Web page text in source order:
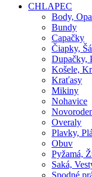
CHLAPEC
Body,
Bundy
Capačky
Čiapky,
Dupačky,
Košele,
Kraťasy
Mikiny
Nohavice
Overaly
Plavky,
Obuv
Pyžamá,
Saká,
Spodné